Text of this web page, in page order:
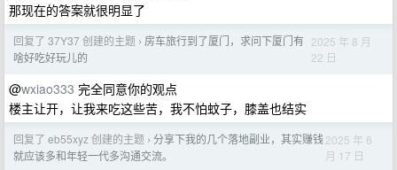
那现在的答案就很明显了
回复了 37Y37 创建的主题 › 房车旅行到了厦门，求问下厦门有
啥好吃好玩儿的
2025 年 8 月
22 日
@wxiao333 完全同意你的观点
楼主让开，让我来吃这些苦，我不怕蚊子，膝盖也结实
回复了 eb55xyz 创建的主题 › 分享下我的几个落地副业，其实赚钱
就应该多和年轻一代多沟通交流。
2025 年 6
月 17 日